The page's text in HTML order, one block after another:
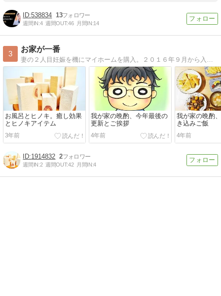
538834 13
週間IN:4 週間OUT:46 月間IN:14
3
お家が一番
妻の２人目妊娠を機にマイホームを購入。２０１６年９月から入居。ただ今2人の息子の育児と鍼灸師の仕事と庭の草に追われる毎日です。このブログでは家の周りのことや庭…
お風呂とヒノキ。癒し効果
とヒノキアイテム
3年前
我が家の晩酌、今年最後の
更新とご挨拶
4年前
我が家の晩酌
き込みご飯
4年前
1914832 2
週間IN:2 週間OUT:42 月間IN:4